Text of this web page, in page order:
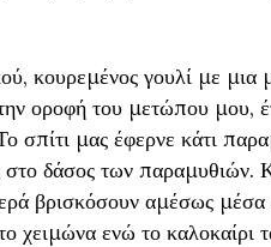
κουρεμένος γουλί με μια
οροφή του μετώπου μου,
σπίτι μας έφερνε κάτι
στο δάσος των παραμυθιών.
βρισκόσουν αμέσως
χειμώνα ενώ το καλοκαίρι